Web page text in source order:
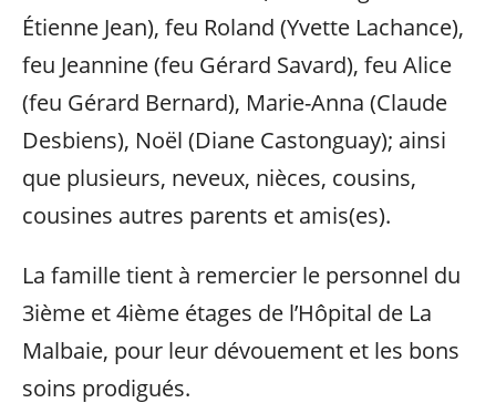
Étienne Jean), feu Roland (Yvette Lachance),
feu Jeannine (feu Gérard Savard), feu Alice
(feu Gérard Bernard), Marie-Anna (Claude
Desbiens), Noël (Diane Castonguay); ainsi
que plusieurs, neveux, nièces, cousins,
cousines autres parents et amis(es).
La famille tient à remercier le personnel du
3ième et 4ième étages de l’Hôpital de La
Malbaie, pour leur dévouement et les bons
soins prodigués.